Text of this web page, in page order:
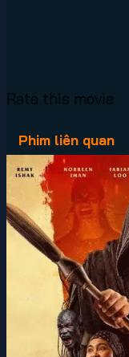
Rate this movie
Phim liên quan